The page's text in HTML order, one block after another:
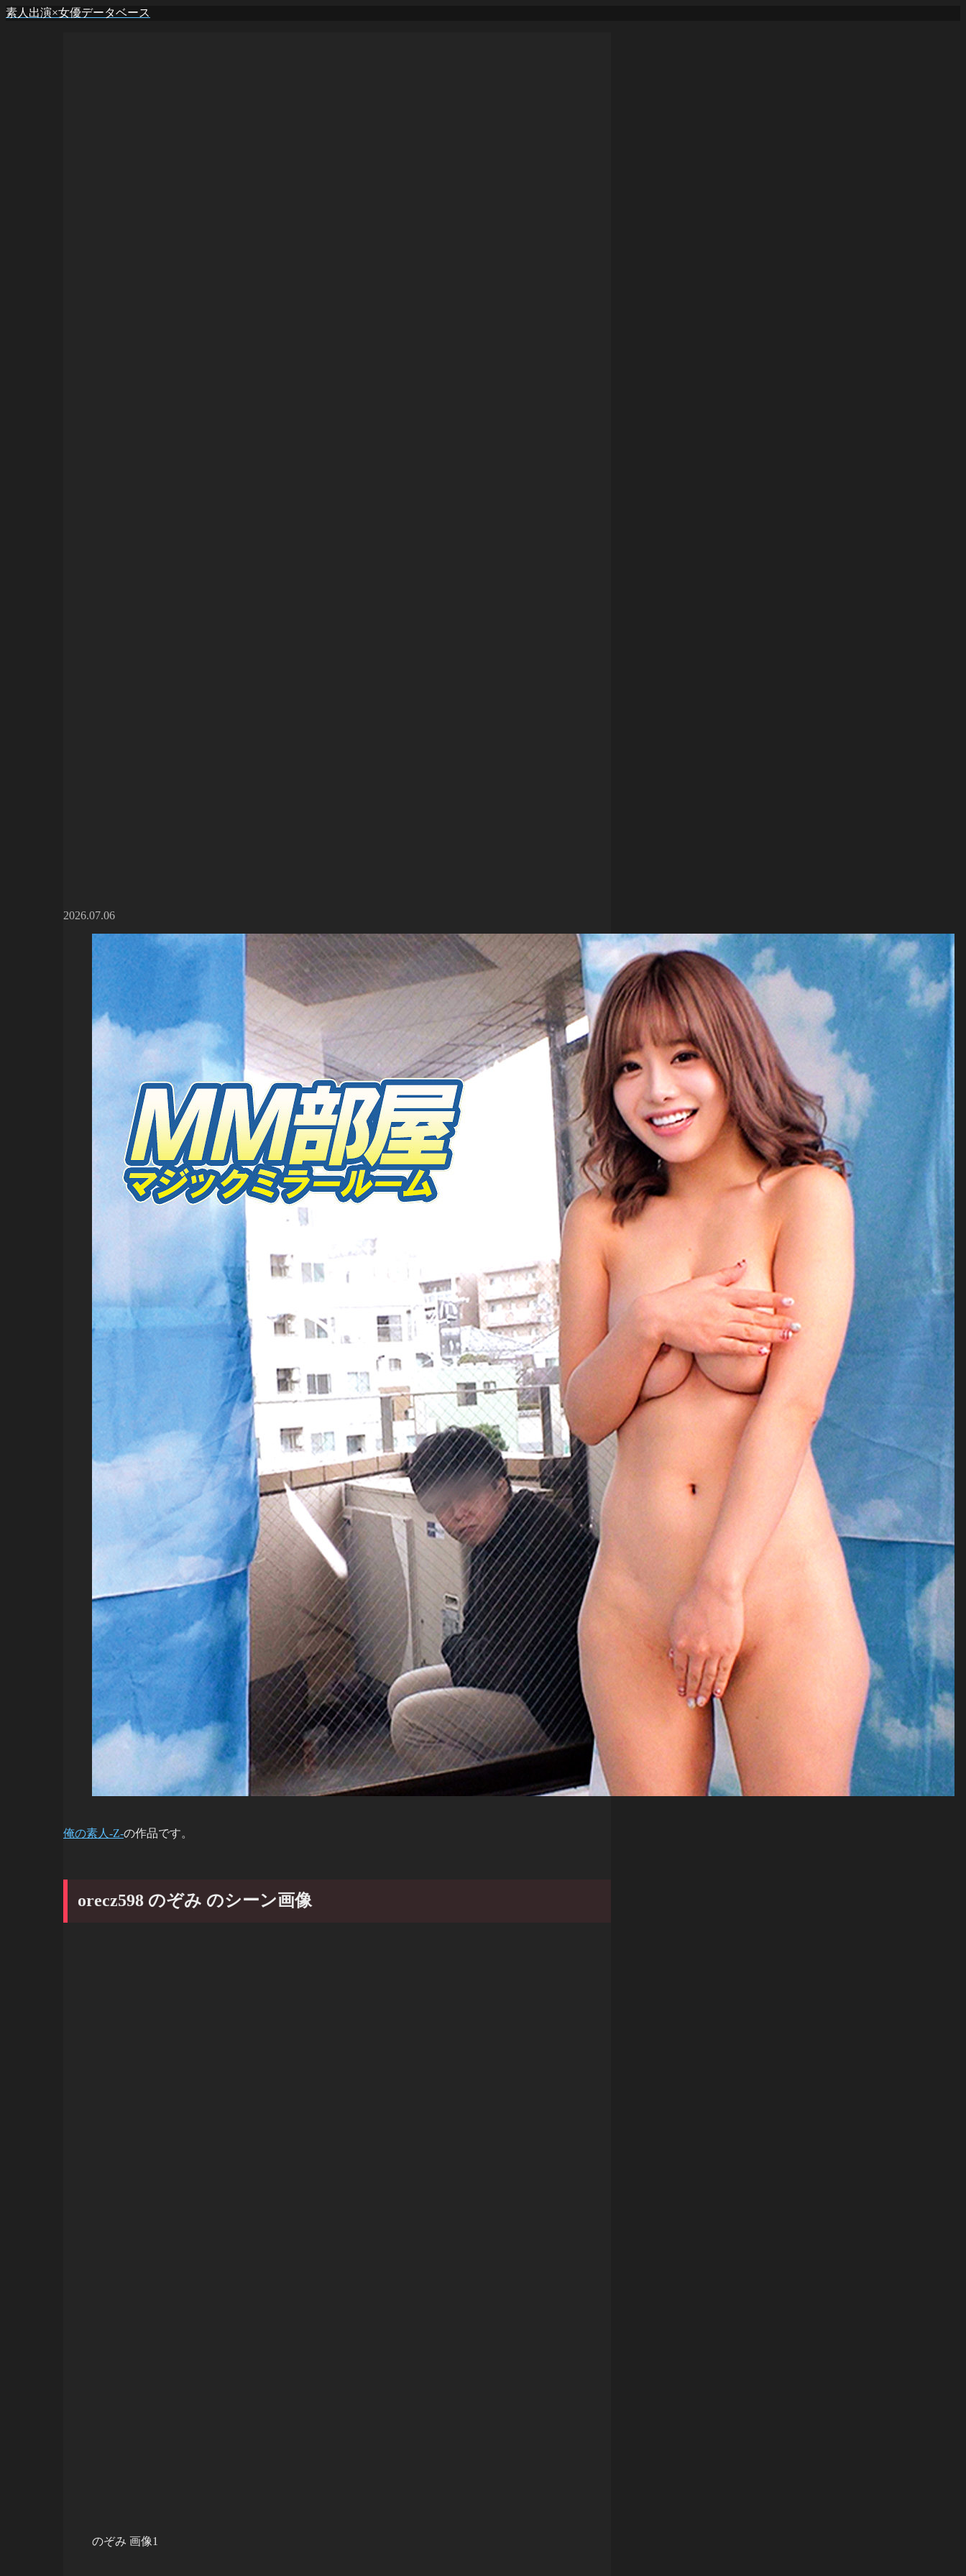
素人出演×女優データベース
2026.07.06
俺の素人-Z-の作品です。
orecz598 のぞみ のシーン画像
のぞみ 画像1